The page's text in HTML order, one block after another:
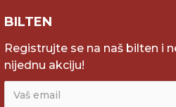
BILTEN
Registrujte se na naš bilten i
nijednu akciju!